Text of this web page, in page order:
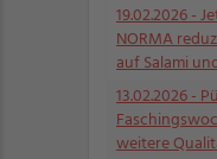
19.02.2026-
NORMA
auf Salami
13.02.2026-
weitere